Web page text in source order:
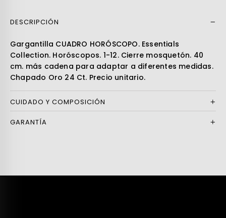
DESCRIPCIÓN
Gargantilla CUADRO HORÓSCOPO. Essentials
Collection. Horóscopos. 1-12. Cierre mosquetón. 40
cm. más cadena para adaptar a diferentes medidas.
Chapado Oro 24 Ct. Precio unitario.
CUIDADO Y COMPOSICIÓN
GARANTÍA